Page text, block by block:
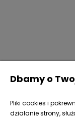
Dbamy o
Pliki cookies i
działanie strony,